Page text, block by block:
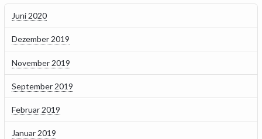
Juni 2020
Dezember 2019
November 2019
September 2019
Februar 2019
Januar 2019